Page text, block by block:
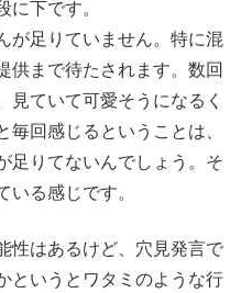
に下です。
が足りていません。特に混
供まで待たされます。数回
見ていて可愛そうになるく
毎回感じるということは、
足りてないんでしょう。そ
いる感じです。
性はあるけど、穴見発言で
というとワタミのような行